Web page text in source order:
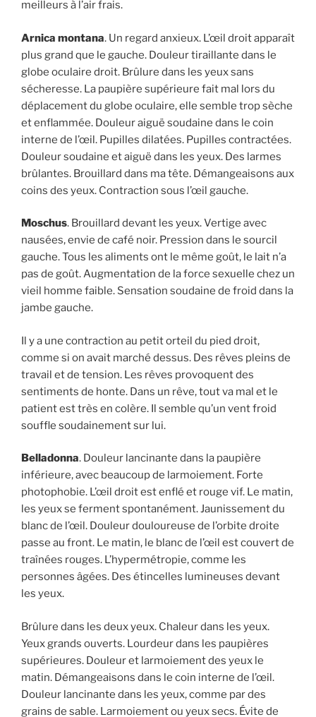
meilleurs à l’air frais.
Arnica montana. Un regard anxieux. L’œil droit apparaît
plus grand que le gauche. Douleur tiraillante dans le
globe oculaire droit. Brûlure dans les yeux sans
sécheresse. La paupière supérieure fait mal lors du
déplacement du globe oculaire, elle semble trop sèche
et enflammée. Douleur aiguë soudaine dans le coin
interne de l’œil. Pupilles dilatées. Pupilles contractées.
Douleur soudaine et aiguë dans les yeux. Des larmes
brûlantes. Brouillard dans ma tête. Démangeaisons aux
coins des yeux. Contraction sous l’œil gauche.
Moschus. Brouillard devant les yeux. Vertige avec
nausées, envie de café noir. Pression dans le sourcil
gauche. Tous les aliments ont le même goût, le lait n’a
pas de goût. Augmentation de la force sexuelle chez un
vieil homme faible. Sensation soudaine de froid dans la
jambe gauche.
Il y a une contraction au petit orteil du pied droit,
comme si on avait marché dessus. Des rêves pleins de
travail et de tension. Les rêves provoquent des
sentiments de honte. Dans un rêve, tout va mal et le
patient est très en colère. Il semble qu’un vent froid
souffle soudainement sur lui.
Belladonna. Douleur lancinante dans la paupière
inférieure, avec beaucoup de larmoiement. Forte
photophobie. L’œil droit est enflé et rouge vif. Le matin,
les yeux se ferment spontanément. Jaunissement du
blanc de l’œil. Douleur douloureuse de l’orbite droite
passe au front. Le matin, le blanc de l’œil est couvert de
traînées rouges. L’hypermétropie, comme les
personnes âgées. Des étincelles lumineuses devant
les yeux.
Brûlure dans les deux yeux. Chaleur dans les yeux.
Yeux grands ouverts. Lourdeur dans les paupières
supérieures. Douleur et larmoiement des yeux le
matin. Démangeaisons dans le coin interne de l’œil.
Douleur lancinante dans les yeux, comme par des
grains de sable. Larmoiement ou yeux secs. Évite de